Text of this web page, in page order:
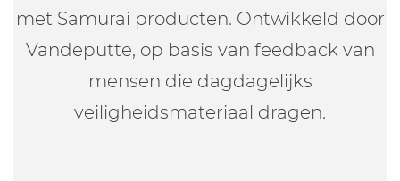
met Samurai producten. Ontwikkeld door
Vandeputte, op basis van feedback van
mensen die dagdagelijks
veiligheidsmateriaal dragen.